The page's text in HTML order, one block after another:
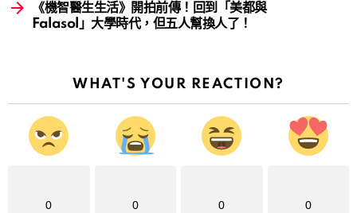
《機智醫生生活》開拍前傳！回到「美都與
Falasol」大學時代，但五人幫換人了！
WHAT'S YOUR REACTION?
0 0 0 0